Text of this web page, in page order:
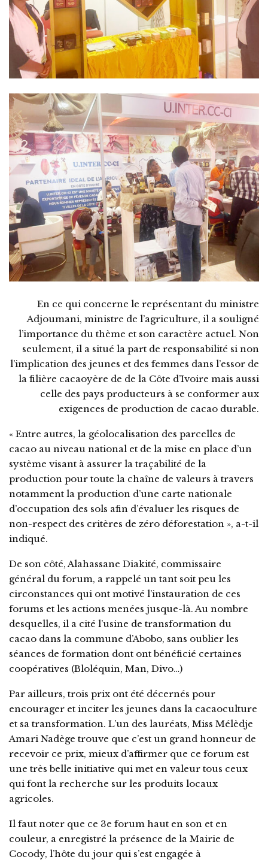
En ce qui concerne le représentant du ministre
Adjoumani, ministre de l’agriculture, il a souligné
l’importance du thème et son caractère actuel. Non
seulement, il a situé la part de responsabilité si non
l’implication des jeunes et des femmes dans l’essor de
la filière cacaoyère de de la Côte d’Ivoire mais aussi
celle des pays producteurs à se conformer aux
exigences de production de cacao durable.
« Entre autres, la géolocalisation des parcelles de
cacao au niveau national et de la mise en place d’un
système visant à assurer la traçabilité de la
production pour toute la chaîne de valeurs à travers
notamment la production d’une carte nationale
d’occupation des sols afin d’évaluer les risques de
non-respect des critères de zéro déforestation », a-t-il
indiqué.
De son côté, Alahassane Diakité, commissaire
général du forum, a rappelé un tant soit peu les
circonstances qui ont motivé l’instauration de ces
forums et les actions menées jusque-là. Au nombre
desquelles, il a cité l’usine de transformation du
cacao dans la commune d’Abobo, sans oublier les
séances de formation dont ont bénéficié certaines
coopératives (Bloléquin, Man, Divo…)
Par ailleurs, trois prix ont été décernés pour
encourager et inciter les jeunes dans la cacaoculture
et sa transformation. L’un des lauréats, Miss Mélèdje
Amari Nadège trouve que c’est un grand honneur de
recevoir ce prix, mieux d’affirmer que ce forum est
une très belle initiative qui met en valeur tous ceux
qui font la recherche sur les produits locaux
agricoles.
Il faut noter que ce 3e forum haut en son et en
couleur, a enregistré la présence de la Mairie de
Cocody, l’hôte du jour qui s’est engagée à